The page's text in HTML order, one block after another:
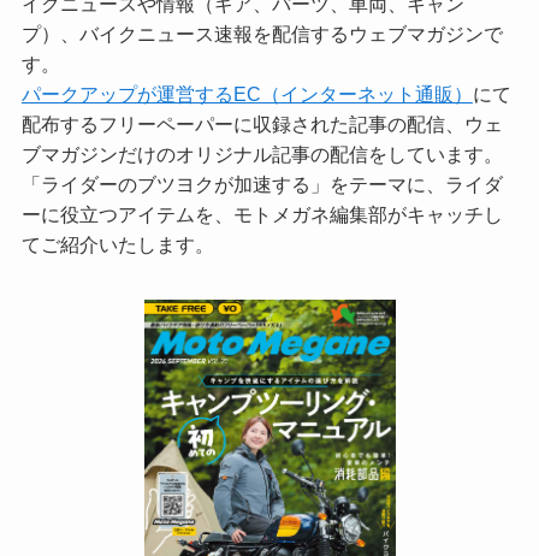
プ）、バイクニュース速報を配信するウェブマガジンで
す。
パークアップが運営するEC（インターネット通販） にて
配布するフリーペーパーに収録された記事の配信、ウェ
ブマガジンだけのオリジナル記事の配信をしています。
「ライダーのブツヨクが加速する」をテーマに、ライダ
ーに役立つアイテムを、モトメガネ編集部がキャッチし
てご紹介いたします。